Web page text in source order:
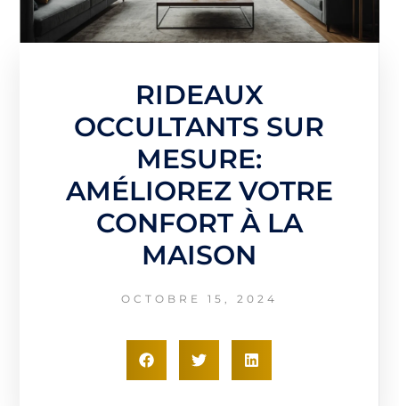
RIDEAUX
OCCULTANTS SUR
MESURE:
AMÉLIOREZ VOTRE
CONFORT À LA
MAISON
OCTOBRE 15, 2024